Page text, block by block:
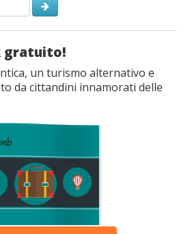
gratuito!
un turismo alternativo e
da cittandini innamorati delle